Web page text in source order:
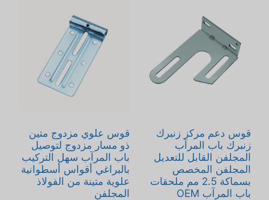
قوس دعم مركز زنبرك
زنبرك باب المرآب
المجلفن القابل للتعديل
المجلفن المخصص
بسماكة 2.5 مم ملحقات
باب المرآب OEM
قوس علوي مزدوج متين
ذو مسار مزدوج لتوصيل
باب المرآب سهل التركيب
بالبراغي أقواس أسطوانية
علوية متينة من الفولاذ
المجلفن